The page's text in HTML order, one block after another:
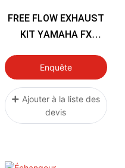
FREE FLOW EXHAUST
KIT YAMAHA FX
2012+ YAMAHA-08
Enquête
Ajouter à la liste des
devis